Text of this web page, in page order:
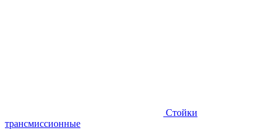
Стойки
трансмиссионные